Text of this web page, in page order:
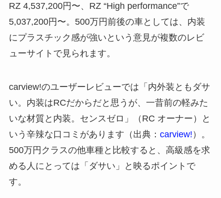
RZ 4,537,200円〜、RZ “High performance”で
5,037,200円〜。500万円前後の車としては、内装
にプラスチック感が強いという意見が複数のレビ
ューサイトで見られます。
carview!のユーザーレビューでは「内外装ともダサ
い。内装はRCだからだと思うが、一昔前の軽みた
いな材質と内装。センスゼロ」（RC オーナー）と
いう辛辣な口コミがあります（出典： carview! ）。
500万円クラスの他車種と比較すると、高級感を求
める人にとっては「ダサい」と映るポイントで
す。